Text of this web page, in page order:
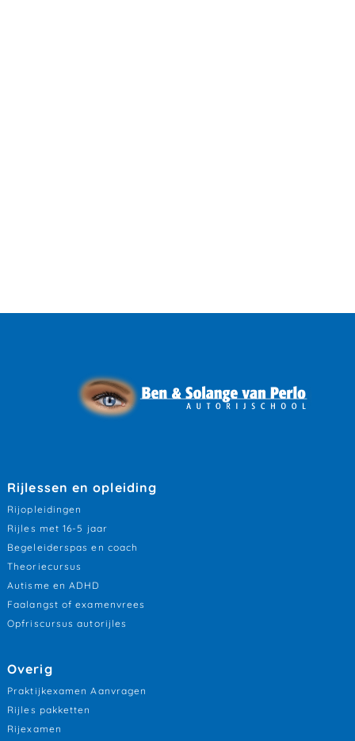
Rijlessen en opleiding
Rijopleidingen
Rijles met 16-5 jaar
Begeleiderspas en coach
Theoriecursus
Autisme en ADHD
Faalangst of examenvrees
Opfriscursus autorijles
Overig
Praktijkexamen Aanvragen
Rijles pakketten
Rijexamen